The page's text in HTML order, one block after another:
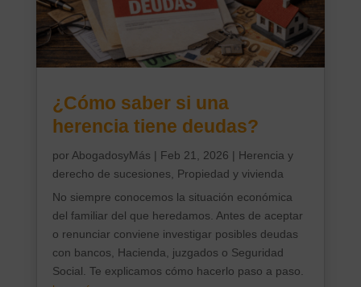
¿Cómo saber si una
herencia tiene deudas?
por AbogadosyMás | Feb 21, 2026 | Herencia y
derecho de sucesiones
Propiedad y vivienda
No siempre conocemos la situación económica
del familiar del que heredamos. Antes de aceptar
o renunciar conviene investigar posibles deudas
con bancos, Hacienda, juzgados o Seguridad
Social. Te explicamos cómo hacerlo paso a paso.